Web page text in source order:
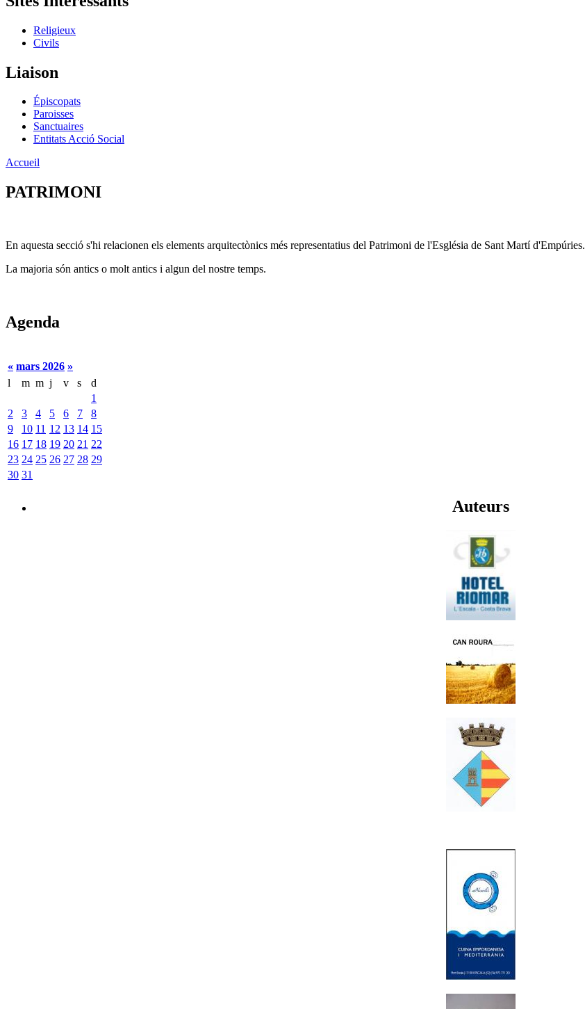
Religieux
Civils
Liaison
Épiscopats
Paroisses
Sanctuaires
Entitats Acció Social
Accueil
PATRIMONI
En aquesta secció s'hi relacionen els elements arquitectònics més representatius del Patrimoni de l'Església de Sant Martí d'Empúries.
La majoria són antics o molt antics i algun del nostre temps.
Agenda
« mars 2026 »
l
m m j v s
d
1
2
3 4 5 6 7
8
9
10 11 12 13 14 15
16 17 18 19 20 21 22
23 24 25 26 27 28 29
30 31
Auteurs